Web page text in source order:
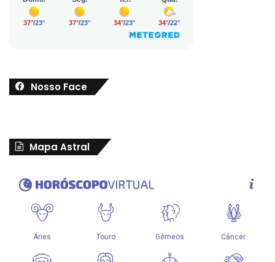
Nosso Face
Mapa Astral